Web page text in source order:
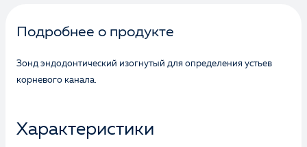
Подробнее о продукте
Зонд эндодонтический изогнутый для определения устьев
корневого канала.
Характеристики